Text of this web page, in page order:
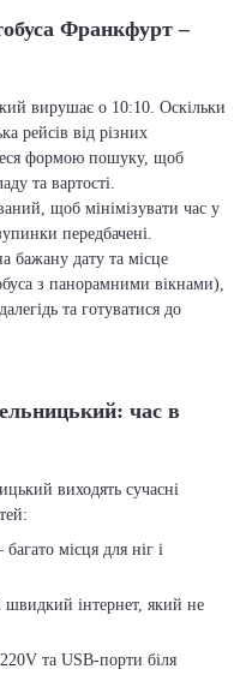
Франкфурт –
вирушає о 10:10. Оскільки
рейсів від різних
формою пошуку, щоб
та вартості.
щоб мінімізувати час у
передбачені.
бажану дату та місце
з панорамними вікнами),
та готуватися до
час в
виходять сучасні
місця для ніг і
швидкий інтернет, який не
та USB-порти біля